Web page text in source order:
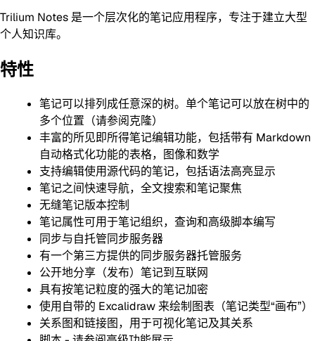
Trilium Notes 是一个层次化的笔记应用程序，专注于建立大型
个人知识库。
特性
笔记可以排列成任意深的树。单个笔记可以放在树中的
多个位置（请参阅克隆）
丰富的所见即所得笔记编辑功能，包括带有 Markdown
自动格式化功能的表格，图像和数学
支持编辑使用源代码的笔记，包括语法高亮显示
笔记之间快速导航，全文搜索和笔记聚焦
无缝笔记版本控制
笔记属性可用于笔记组织，查询和高级脚本编写
同步与自托管同步服务器
有一个第三方提供的同步服务器托管服务
公开地分享（发布）笔记到互联网
具有按笔记粒度的强大的笔记加密
使用自带的 Excalidraw 来绘制图表（笔记类型“画布”）
关系图和链接图，用于可视化笔记及其关系